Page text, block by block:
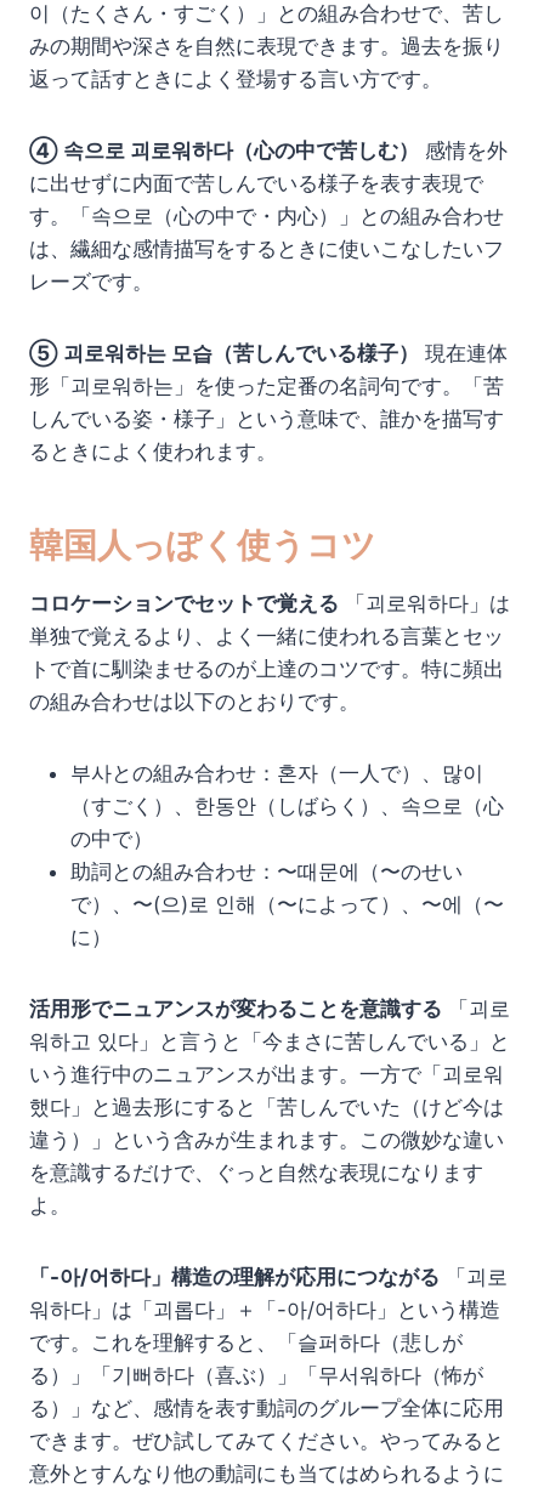
이（たくさん・すごく）」との組み合わせで、苦し
みの期間や深さを自然に表現できます。過去を振り
返って話すときによく登場する言い方です。
④ 속으로 괴로워하다（心の中で苦しむ）
感情を外
に出せずに内面で苦しんでいる様子を表す表現で
す。「속으로（心の中で・内心）」との組み合わせ
は、繊細な感情描写をするときに使いこなしたいフ
レーズです。
⑤ 괴로워하는 모습（苦しんでいる様子）
現在連体
形「괴로워하는」を使った定番の名詞句です。「苦
しんでいる姿・様子」という意味で、誰かを描写す
るときによく使われます。
韓国人っぽく使うコツ
コロケーションでセットで覚える 「괴로워하다」は
単独で覚えるより、よく一緒に使われる言葉とセッ
トで首に馴染ませるのが上達のコツです。特に頻出
の組み合わせは以下のとおりです。
부사との組み合わせ：혼자（一人で）、많이
（すごく）、한동안（しばらく）、속으로（心
の中で）
助詞との組み合わせ：〜때문에（〜のせい
で）、〜(으)로 인해（〜によって）、〜에（〜
に）
活用形でニュアンスが変わることを意識する 「괴로
워하고 있다」と言うと「今まさに苦しんでいる」と
いう進行中のニュアンスが出ます。一方で「괴로워
했다」と過去形にすると「苦しんでいた（けど今は
違う）」という含みが生まれます。この微妙な違い
を意識するだけで、ぐっと自然な表現になります
よ。
「-아/어하다」構造の理解が応用につながる 「괴로
워하다」は「괴롭다」＋「-아/어하다」という構造
です。これを理解すると、「슬퍼하다（悲しが
る）」「기뻐하다（喜ぶ）」「무서워하다（怖が
る）」など、感情を表す動詞のグループ全体に応用
できます。ぜひ試してみてください。やってみると
意外とすんなり他の動詞にも当てはめられるように